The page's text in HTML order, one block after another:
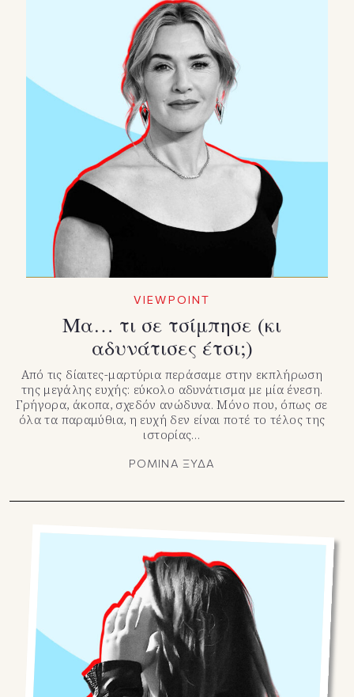
VIEWPOINT
Μα… τι σε τσίμπησε (κι
αδυνάτισες έτσι;)
Από τις δίαιτες-μαρτύρια περάσαμε στην εκπλήρωση
της μεγάλης ευχής: εύκολο αδυνάτισμα με μία ένεση.
Γρήγορα, άκοπα, σχεδόν ανώδυνα. Μόνο που, όπως σε
όλα τα παραμύθια, η ευχή δεν είναι ποτέ το τέλος της
ιστορίας…
ΡΟΜΙΝΑ ΞΥΔΑ